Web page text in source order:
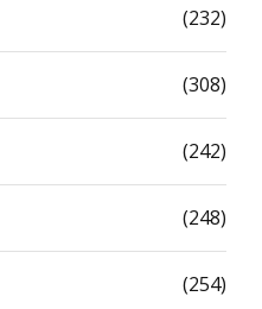
(232)
(308)
(242)
(248)
(254)